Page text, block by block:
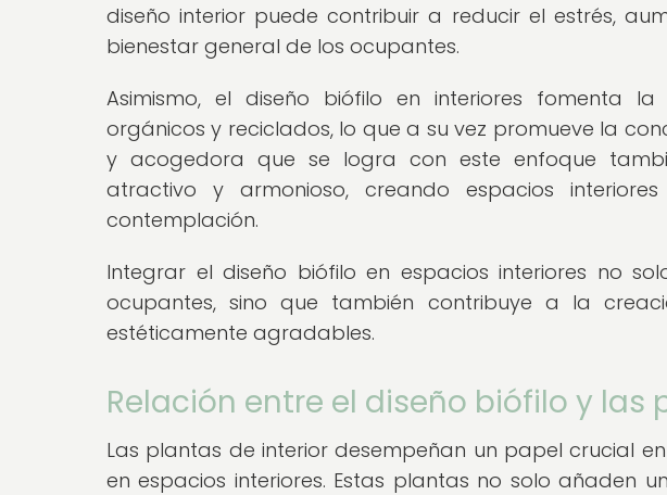
diseño interior puede contribuir a reducir el estrés,
bienestar general de los ocupantes.
Asimismo, el diseño biófilo en interiores fomenta
orgánicos y reciclados, lo que a su vez promueve la
y acogedora que se logra con este enfoque
atractivo y armonioso, creando espacios
contemplación.
Integrar el diseño biófilo en espacios interiores no
ocupantes, sino que también contribuye a la
estéticamente agradables.
Relación entre el diseño biófilo y las
Las plantas de interior desempeñan un papel crucial
en espacios interiores. Estas plantas no solo añaden